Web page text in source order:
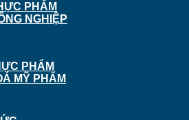
PHẨM
NGHIỆP
PHẨM
MỸ PHẨM